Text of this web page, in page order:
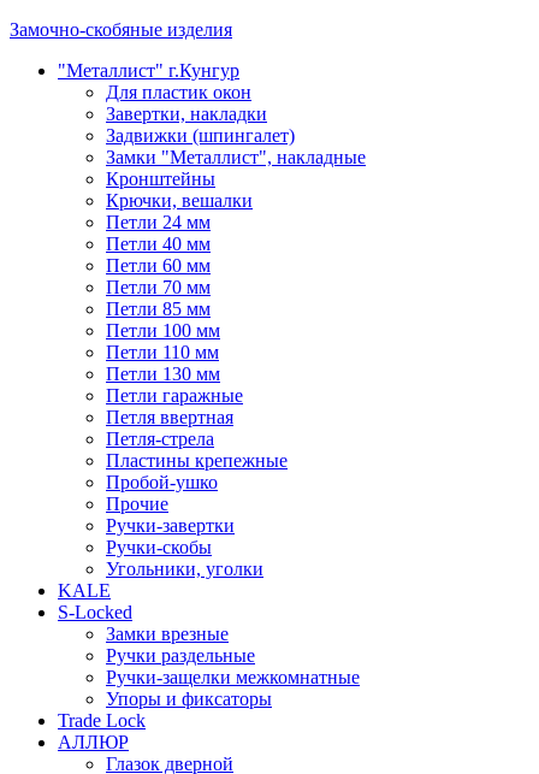
Замочно-скобяные изделия
"Металлист" г.Кунгур
Для пластик окон
Завертки, накладки
Задвижки (шпингалет)
Замки "Металлист", накладные
Кронштейны
Крючки, вешалки
Петли 24 мм
Петли 40 мм
Петли 60 мм
Петли 70 мм
Петли 85 мм
Петли 100 мм
Петли 110 мм
Петли 130 мм
Петли гаражные
Петля ввертная
Петля-стрела
Пластины крепежные
Пробой-ушко
Прочие
Ручки-завертки
Ручки-скобы
Угольники, уголки
KALE
S-Locked
Замки врезные
Ручки раздельные
Ручки-защелки межкомнатные
Упоры и фиксаторы
Trade Lock
АЛЛЮР
Глазок дверной